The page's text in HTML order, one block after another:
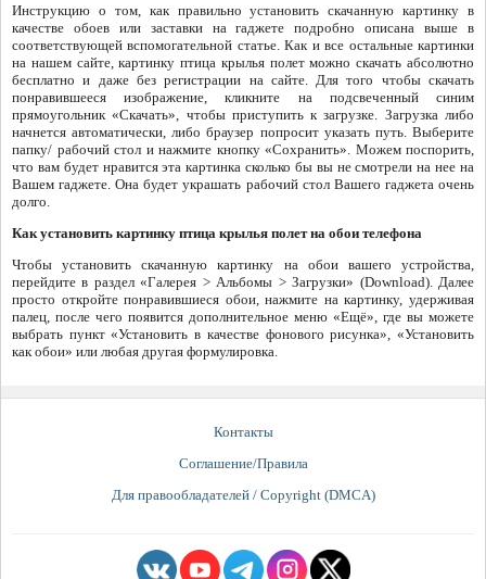
Инструкцию о том, как правильно установить скачанную картинку в
качестве обоев или заставки на гаджете подробно описана выше в
соответствующей вспомогательной статье. Как и все остальные картинки
на нашем сайте, картинку птица крылья полет можно скачать абсолютно
бесплатно и даже без регистрации на сайте. Для того чтобы скачать
понравившееся изображение, кликните на подсвеченный синим
прямоугольник «Скачать», чтобы приступить к загрузке. Загрузка либо
начнется автоматически, либо браузер попросит указать путь. Выберите
папку/ рабочий стол и нажмите кнопку «Сохранить». Можем поспорить,
что вам будет нравится эта картинка сколько бы вы не смотрели на нее на
Вашем гаджете. Она будет украшать рабочий стол Вашего гаджета очень
долго.
Как установить картинку птица крылья полет на обои телефона
Чтобы установить скачанную картинку на обои вашего устройства,
перейдите в раздел «Галерея > Альбомы > Загрузки» (Download). Далее
просто откройте понравившиеся обои, нажмите на картинку, удерживая
палец, после чего появится дополнительное меню «Ещё», где вы можете
выбрать пункт «Установить в качестве фонового рисунка», «Установить
как обои» или любая другая формулировка.
Контакты
Соглашение/Правила
Для правообладателей / Copyright (DMCA)